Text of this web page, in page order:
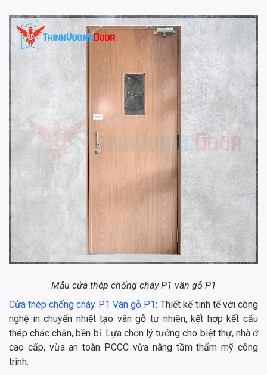
Mẫu cửa thép chống cháy P1 vân gỗ P1
Cửa thép chống cháy P1 Vân gỗ P1:Thiết kế tinh tế với công
nghệ in chuyển nhiệt tạo vân gỗ tự nhiên, kết hợp kết cấu
thép chắc chắn, bền bỉ. Lựa chọn lý tưởng cho biệt thự, nhà ở
cao cấp, vừa an toàn PCCC vừa nâng tầm thẩm mỹ công
trình.